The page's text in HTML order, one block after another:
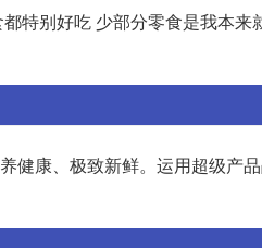
特别好吃 少部分零食是我本
康、极致新鲜。运用超级产